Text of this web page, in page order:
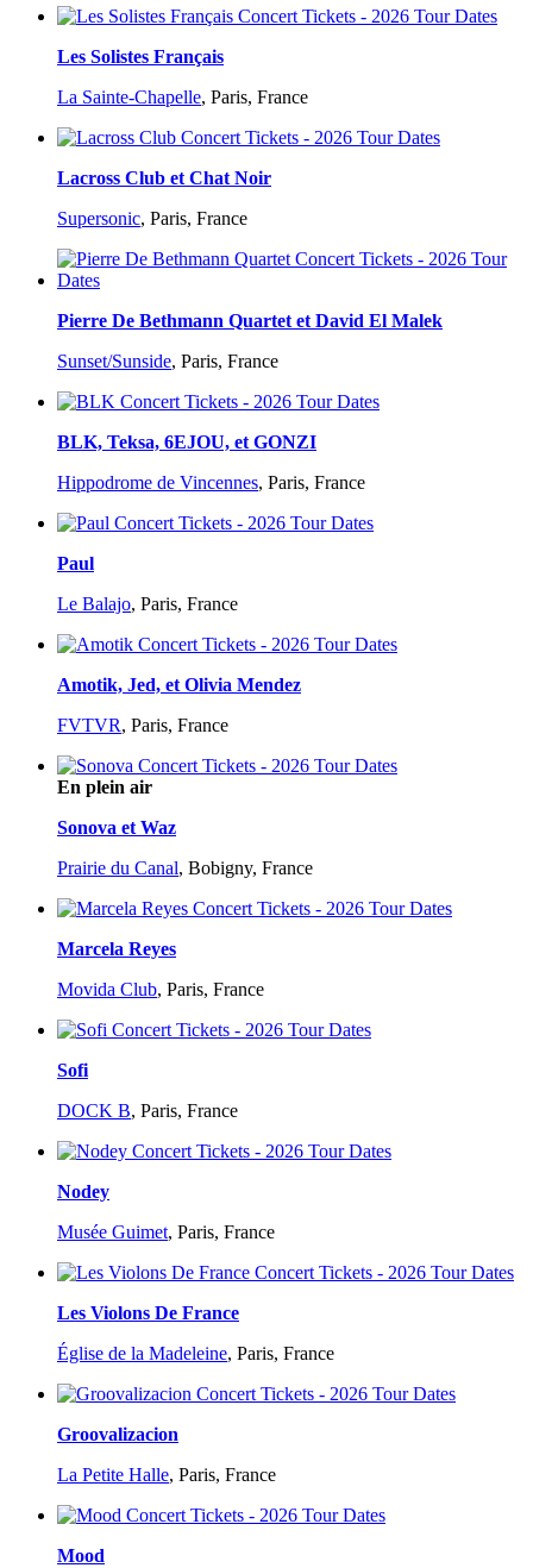
Les Solistes Français
La Sainte-Chapelle, Paris, France
Lacross Club et Chat Noir
Supersonic, Paris, France
Pierre De Bethmann Quartet et David El Malek
Sunset/Sunside, Paris, France
BLK, Teksa, 6EJOU, et GONZI
Hippodrome de Vincennes, Paris, France
Paul
Le Balajo, Paris, France
Amotik, Jed, et Olivia Mendez
FVTVR, Paris, France
En plein air
Sonova et Waz
Prairie du Canal, Bobigny, France
Marcela Reyes
Movida Club, Paris, France
Sofi
DOCK B, Paris, France
Nodey
Musée Guimet, Paris, France
Les Violons De France
Église de la Madeleine, Paris, France
Groovalizacion
La Petite Halle, Paris, France
Mood